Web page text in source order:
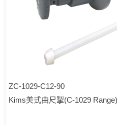
ZC-1029-C12-90
Kims美式曲尺掣(C-1029